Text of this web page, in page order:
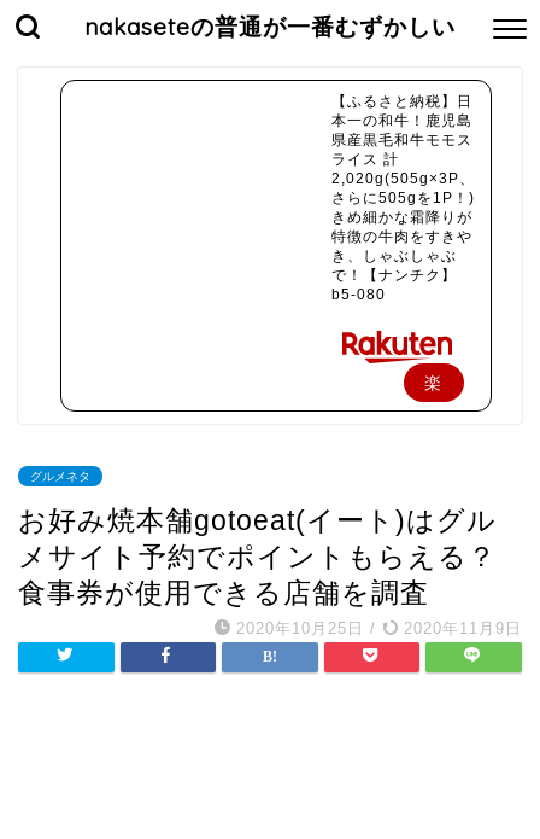
nakaseteの普通が一番むずかしい
【ふるさと納税】日
本一の和牛！鹿児島
県産黒毛和牛モモス
ライス 計
2,020g(505g×3P、
さらに505gを1P！)
きめ細かな霜降りが
特徴の牛肉をすきや
き、しゃぶしゃぶ
で！【ナンチク】
b5-080
楽
入
グルメネタ
お好み焼本舗gotoeat(イート)はグル
メサイト予約でポイントもらえる？
食事券が使用できる店舗を調査
2020年10月25日 / 2020年11月9日